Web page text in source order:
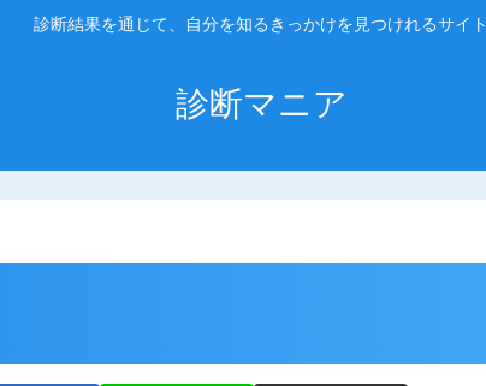
診断結果を通じて、自分を知るきっかけを見つけれるサイト
診断マニア